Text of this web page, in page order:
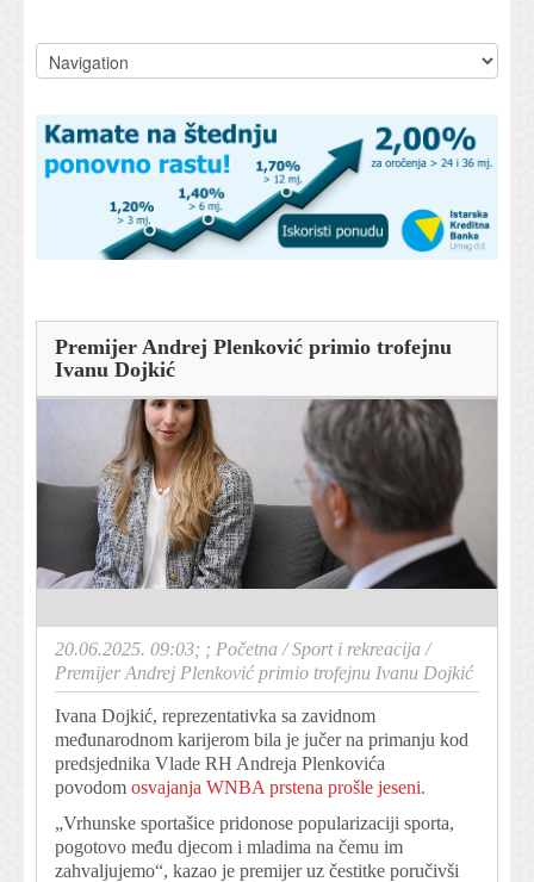
Premijer Andrej Plenković primio trofejnu
Ivanu Dojkić
20.06.2025. 09:03; ; Početna /Sport i rekreacija /
Premijer Andrej Plenković primio trofejnu Ivanu Dojkić
Ivana Dojkić, reprezentativka sa zavidnom
međunarodnom karijerom bila je jučer na primanju kod
predsjednika Vlade RH Andreja Plenkovića
povodom osvajanja WNBA prstena prošle jeseni.
„Vrhunske sportašice pridonose popularizaciji sporta,
pogotovo među djecom i mladima na čemu im
zahvaljujemo“, kazao je premijer uz čestitke poručivši